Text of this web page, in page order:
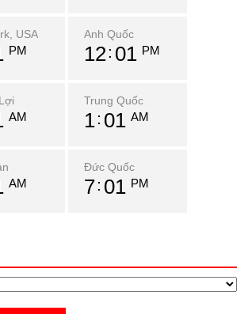
USA
PM
Anh Quốc
12 02 PM
AM
Trung Quốc
1 02 AM
AM
Đức Quốc
7 02 PM